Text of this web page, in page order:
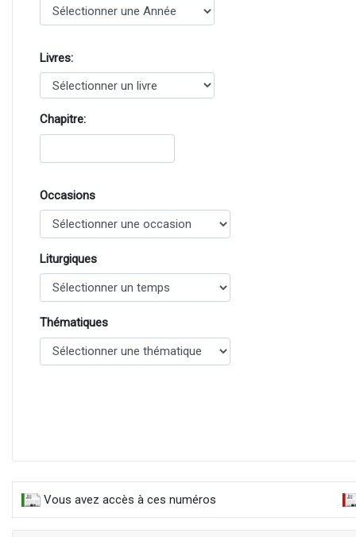
Livres:
Chapitre:
Occasions
Liturgiques
Thématiques
Vous avez accès à ces numéros